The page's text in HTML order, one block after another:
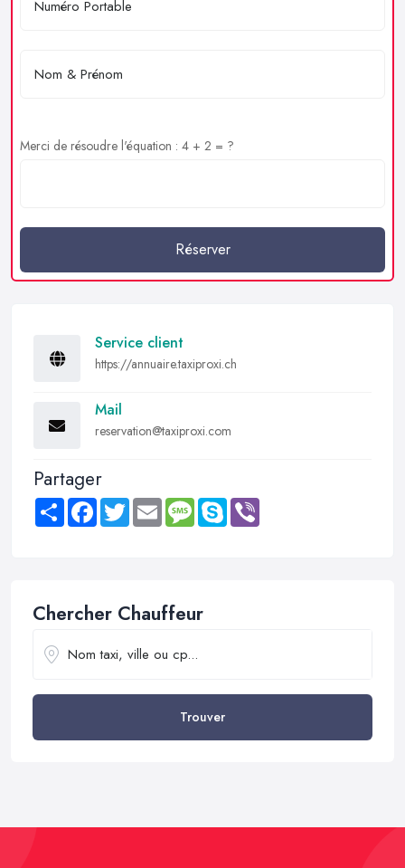
Merci de résoudre l'équation : 4 + 2 = ?
Réserver
Service client
https://annuaire.taxiproxi.ch
Mail
reservation@taxiproxi.com
Partager
Share FacebookTwitter Email MessageSkype
Chercher Chauffeur
Trouver